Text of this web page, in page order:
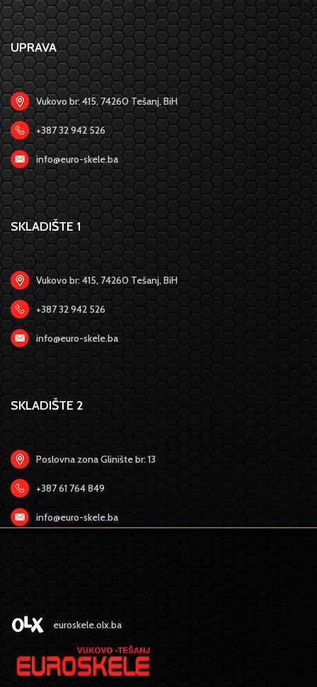
UPRAVA
Vukovo br: 415, 74260 Tešanj, BiH
+387 32 942 526
info@euro-skele.ba
SKLADIŠTE 1
Vukovo br: 415, 74260 Tešanj, BiH
+387 32 942 526
info@euro-skele.ba
SKLADIŠTE 2
Poslovna zona Glinište br: 13
+387 61 764 849
info@euro-skele.ba
euroskele.olx.ba